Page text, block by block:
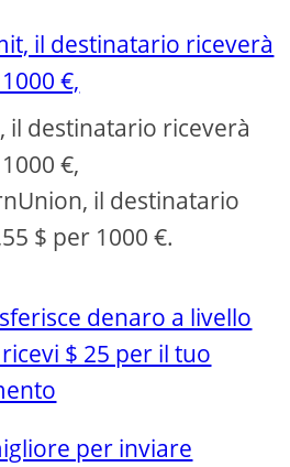
il destinatario riceverà
€,
il destinatario riceverà
€,
il destinatario
$ per 1000 €.
denaro a livello
$ 25 per il tuo
per inviare